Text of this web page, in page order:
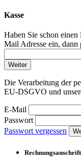
Kasse
Haben Sie schon
Mail Adresse ein,
Weiter
Die Verarbeitung der
EU-DSGVO und
E-Mail
Passwort
Passwort vergessen
Rechnungsanschrift